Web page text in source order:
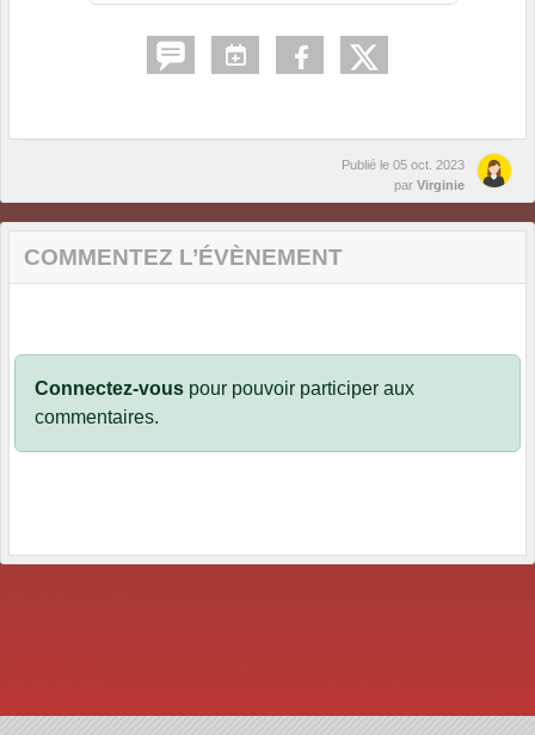
Publié le 05 oct. 2023
par Virginie
COMMENTEZ L’ÉVÈNEMENT
Connectez-vous pour pouvoir participer aux
commentaires.